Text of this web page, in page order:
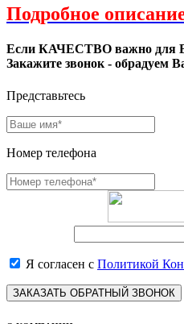
Подробное
Если КАЧЕСТВО важно для
Закажите звонок - обрадуем
Представьтесь
Номер телефона
Я согласен с Политикой
ЗАКАЗАТЬ ОБРАТНЫЙ ЗВОНОК